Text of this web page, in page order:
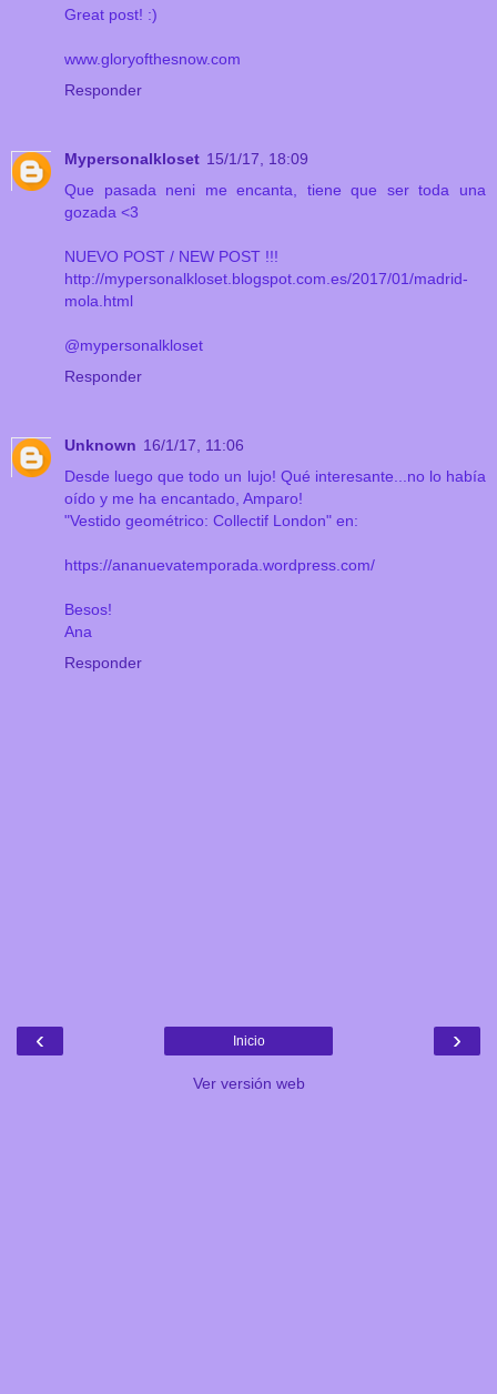
Great post! :)
www.gloryofthesnow.com
Responder
Mypersonalkloset 15/1/17, 18:09
Que pasada neni me encanta, tiene que ser toda una
gozada <3
NUEVO POST / NEW POST !!!
http://mypersonalkloset.blogspot.com.es/2017/01/madrid-
mola.html
@mypersonalkloset
Responder
Unknown 16/1/17, 11:06
Desde luego que todo un lujo! Qué interesante...no lo había
oído y me ha encantado, Amparo!
"Vestido geométrico: Collectif London" en:
https://ananuevatemporada.wordpress.com/
Besos!
Ana
Responder
‹ ›
Inicio
Ver versión web